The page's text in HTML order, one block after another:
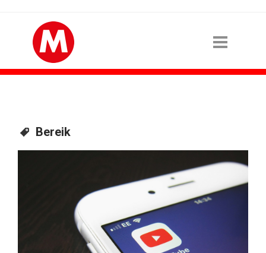
Bereik